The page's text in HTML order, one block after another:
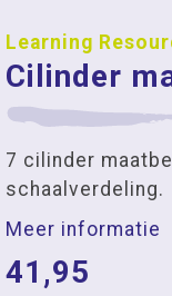
Learning
Cilinder
7 cilinder
schaalverdeling.
Meer informatie
41,95